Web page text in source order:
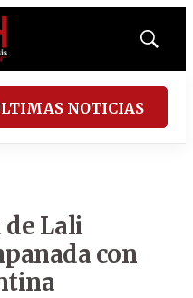
Mostrar
NOTICIAS
de Lali
con